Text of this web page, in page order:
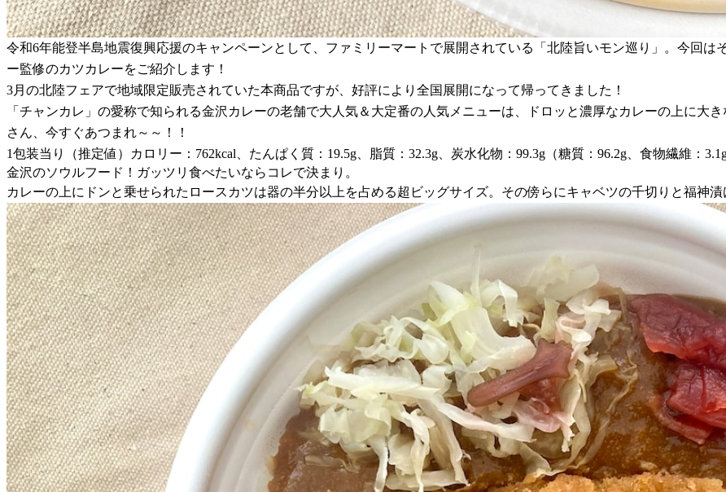
令和6年能登半島地震復興応援のキャンペーンとして、ファミリーマートで展開されている「北陸旨いモン巡り」。今回
ー監修のカツカレーをご紹介します！
3月の北陸フェアで地域限定販売されていた本商品ですが、好評により全国展開になって帰ってきました！
「チャンカレ」の愛称で知られる金沢カレーの老舗で大人気＆大定番の人気メニューは、ドロッと濃厚なカレーの上に大
さん、今すぐあつまれ～～！！
1包装当り（推定値）カロリー：762kcal、たんぱく質：19.5g、脂質：32.3g、炭水化物：99.3g（糖質：96.2g、食物繊維：
金沢のソウルフード！ガッツリ食べたいならコレで決まり。
カレーの上にドンと乗せられたロースカツは器の半分以上を占める超ビッグサイズ。その傍らにキャベツの千切りと福神漬